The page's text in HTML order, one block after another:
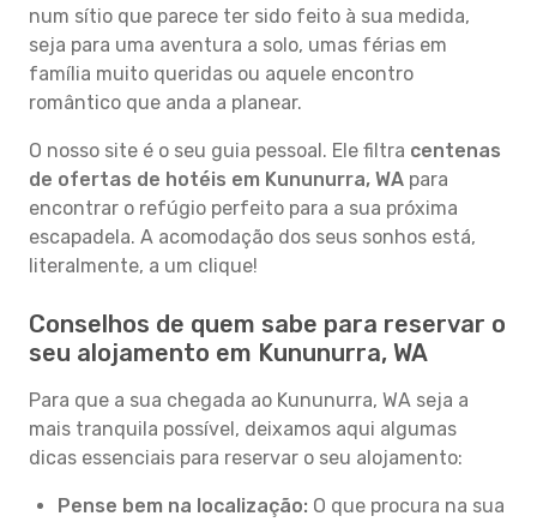
num sítio que parece ter sido feito à sua medida,
seja para uma aventura a solo, umas férias em
família muito queridas ou aquele encontro
romântico que anda a planear.
O nosso site é o seu guia pessoal. Ele filtra centenas
de ofertas de hotéis em Kununurra, WA para
encontrar o refúgio perfeito para a sua próxima
escapadela. A acomodação dos seus sonhos está,
literalmente, a um clique!
Conselhos de quem sabe para reservar o
seu alojamento em Kununurra, WA
Para que a sua chegada ao Kununurra, WA seja a
mais tranquila possível, deixamos aqui algumas
dicas essenciais para reservar o seu alojamento:
Pense bem na localização: O que procura na sua